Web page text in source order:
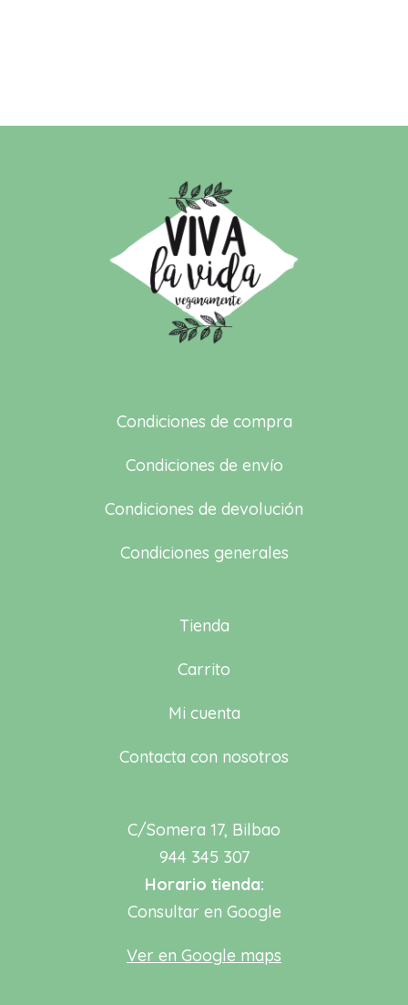
Condiciones de compra
Condiciones de envío
Condiciones de devolución
Condiciones generales
Tienda
Carrito
Mi cuenta
Contacta con nosotros
C/Somera 17, Bilbao
944 345 307
Horario tienda:
Consultar en Google
Ver en Google maps